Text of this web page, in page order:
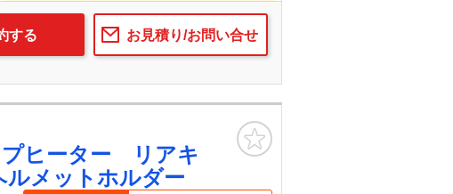
お見積り/お問い合せ
する
ヒーター リアキ
メットホルダー